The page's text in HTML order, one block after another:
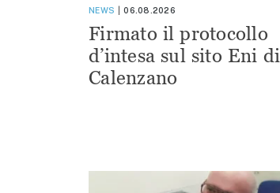
NEWS 06.08.2026
Firmato il protocollo
d’intesa sul sito Eni di
Calenzano